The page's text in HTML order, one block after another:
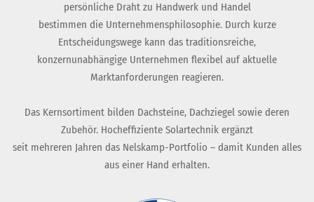
persönliche Draht zu Handwerk und Handel
bestimmen die Unternehmensphilosophie. Durch kurze
Entscheidungswege kann das traditionsreiche,
konzernunabhängige Unternehmen flexibel auf aktuelle
Marktanforderungen reagieren.
Das Kernsortiment bilden Dachsteine, Dachziegel sowie deren
Zubehör. Hocheffiziente Solartechnik ergänzt
seit mehreren Jahren das Nelskamp-Portfolio – damit Kunden alles
aus einer Hand erhalten.